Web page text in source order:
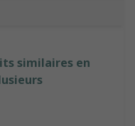
similaires en